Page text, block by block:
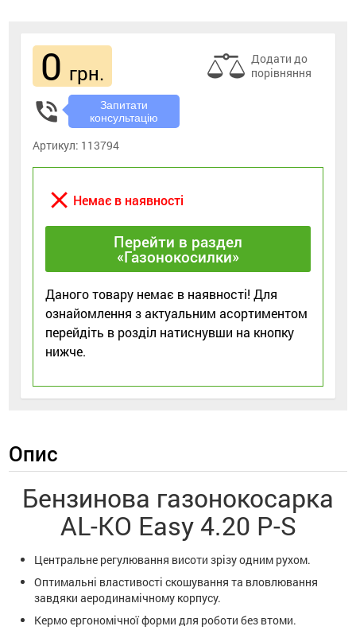
0 грн.
Додати до
порівняння
phone_in_talk
Запитати
консультацію
Артикул: 113794
close Немає в наявності
Перейти в раздел
«Газонокосилки»
Даного товару немає в наявності! Для
ознайомлення з актуальним асортиментом
перейдіть в розділ натиснувши на кнопку
нижче.
Опис
Бензинова газонокосарка
AL-KO Easy 4.20 P-S
Центральне регулювання висоти зрізу одним рухом.
Оптимальні властивості скошування та вловлювання
завдяки аеродинамічному корпусу.
Кермо ергономічної форми для роботи без втоми.